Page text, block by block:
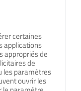
certaines
applications
appropriés de
de
les paramètres
ouvrir les